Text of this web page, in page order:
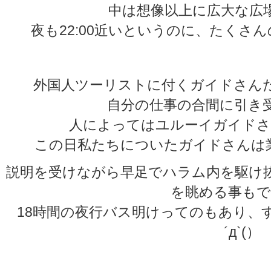
中は想像以上に広大な広
夜も22:00近いというのに、たくさ
外国人ツーリストに付くガイドさん
自分の仕事の合間に引き
人によってはユルーイガイド
この日私たちについたガイドさん
説明を受けながら早足でハラム内を駆
を眺める事も
18時間の夜行バス明けってのもあり、
´д`(）